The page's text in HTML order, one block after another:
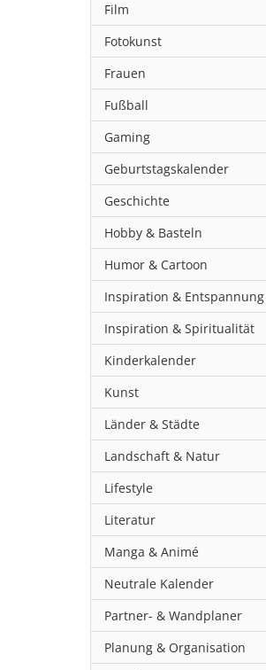
Film
Fotokunst
Frauen
Fußball
Gaming
Geburtstagskalender
Geschichte
Hobby & Basteln
Humor & Cartoon
Inspiration & Entspannung
Inspiration & Spiritualität
Kinderkalender
Kunst
Länder & Städte
Landschaft & Natur
Lifestyle
Literatur
Manga & Animé
Neutrale Kalender
Partner- & Wandplaner
Planung & Organisation